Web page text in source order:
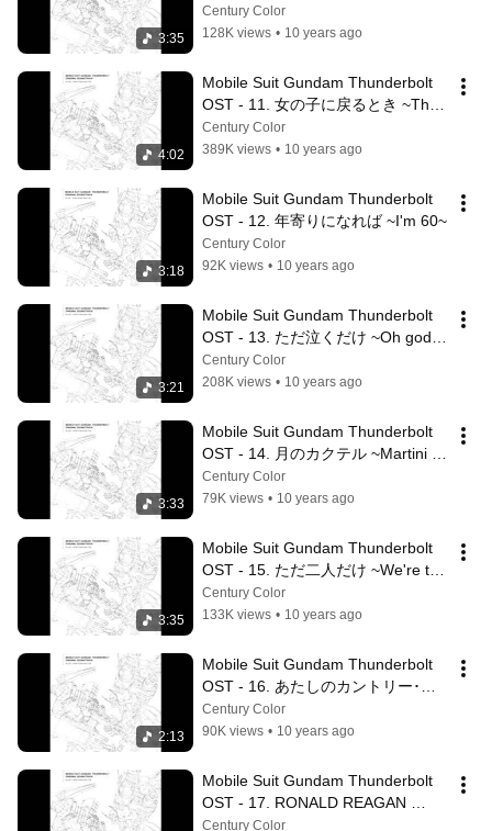
3:35
girl~
Century Color
128K views • 10 years ago
4:02
Mobile Suit Gundam Thunderbolt
OST - 11. 女の子に戻るとき ~The
dreaming girl in me~
Century Color
389K views • 10 years ago
3:18
Mobile Suit Gundam Thunderbolt
OST - 12. 年寄りになれば ~I'm 60~
Century Color
92K views • 10 years ago
3:21
Mobile Suit Gundam Thunderbolt
OST - 13. ただ泣くだけ ~Oh god,
I'm alone~
Century Color
208K views • 10 years ago
3:33
Mobile Suit Gundam Thunderbolt
OST - 14. 月のカクテル ~Martini
on the moon~
Century Color
79K views • 10 years ago
3:35
Mobile Suit Gundam Thunderbolt
OST - 15. ただ二人だけ ~We're the
only ones here in this world~
Century Color
133K views • 10 years ago
2:13
Mobile Suit Gundam Thunderbolt
OST - 16. あたしのカントリー･ソ
ング ~Fan of the hay~
Century Color
90K views • 10 years ago
Mobile Suit Gundam Thunderbolt
OST - 17. RONALD REAGAN
OTHER SIDE
Century Color